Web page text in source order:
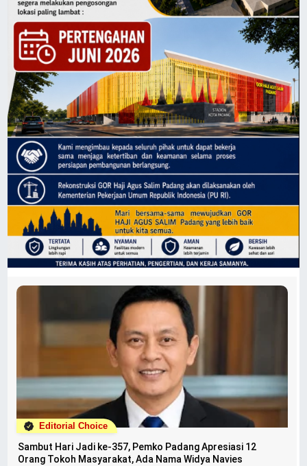
Editorial Choice
Sambut Hari Jadi ke-357, Pemko Padang Apresiasi 12
Orang Tokoh Masyarakat, Ada Nama Widya Navies